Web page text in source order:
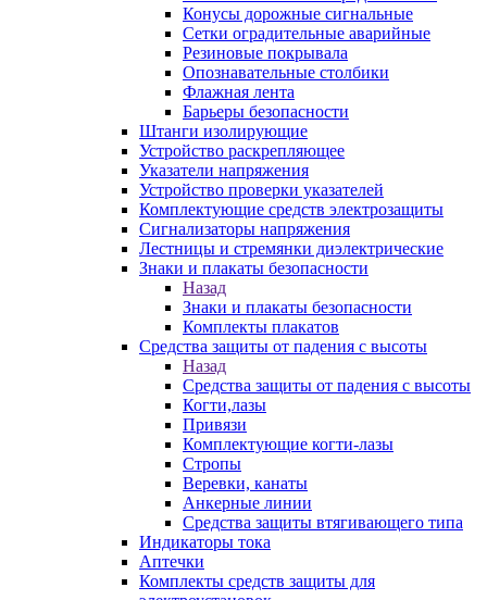
Конусы дорожные сигнальные
Сетки оградительные аварийные
Резиновые покрывала
Опознавательные столбики
Флажная лента
Барьеры безопасности
Штанги изолирующие
Устройство раскрепляющее
Указатели напряжения
Устройство проверки указателей
Комплектующие средств электрозащиты
Сигнализаторы напряжения
Лестницы и стремянки диэлектрические
Знаки и плакаты безопасности
Назад
Знаки и плакаты безопасности
Комплекты плакатов
Средства защиты от падения с высоты
Назад
Средства защиты от падения с высоты
Когти,лазы
Привязи
Комплектующие когти-лазы
Стропы
Веревки, канаты
Анкерные линии
Средства защиты втягивающего типа
Индикаторы тока
Аптечки
Комплекты средств защиты для